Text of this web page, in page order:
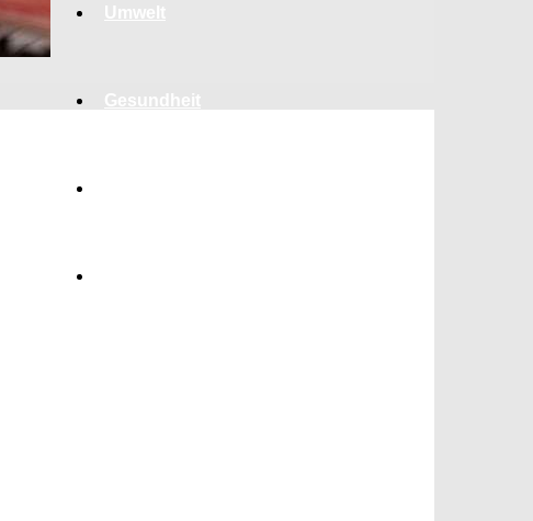
Gesundheit